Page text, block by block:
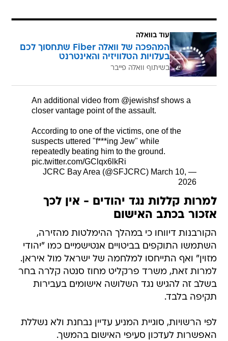
עוד בוואלה
המהפכה של וואלה Fiber שתחסוך לכם
בעלויות הטלוויזיה והאינטרנט
בשיתוף וואלה פייבר
An additional video from @jewishsfshows a
closer vantage point of the assault.
According to one of the victims, one of the
suspects uttered "f***ing Jew" while
repeatedly beating him to the ground.
pic.twitter.com/GClqx6lkRi
— JCRC Bay Area (@SFJCRC)
March 10,
2026
למרות קללות נגד יהודים - אין לכך
אזכור בכתב האישום
הקורבנות דיווחו כי במהלך ההימלטות מהזירה,
השתמשו התוקפים בביטויים אנטישמיים כמו "יהודי
מזוין" ואף התייחסו למלחמה של ישראל מול איראן.
למרות זאת, משרד פרקליט מחוז סנטה קלרה בחר
בשלב זה להגיש נגד השלושה אישומים בעבירות
תקיפה בלבד.
לפי הרשויות, סוגיית המניע עדיין נבחנת ולא נשללת
האפשרות לעדכון סעיפי האישום בהמשך.